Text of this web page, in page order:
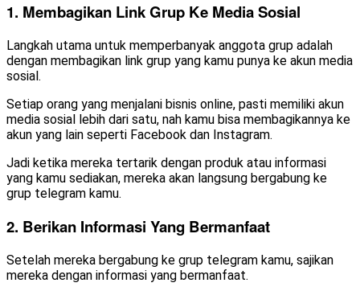
1. Membagikan Link Grup Ke Media Sosial
Langkah utama untuk memperbanyak anggota grup adalah
dengan membagikan link grup yang kamu punya ke akun media
sosial.
Setiap orang yang menjalani bisnis online, pasti memiliki akun
media sosial lebih dari satu, nah kamu bisa membagikannya ke
akun yang lain seperti Facebook dan Instagram.
Jadi ketika mereka tertarik dengan produk atau informasi
yang kamu sediakan, mereka akan langsung bergabung ke
grup telegram kamu.
2. Berikan Informasi Yang Bermanfaat
Setelah mereka bergabung ke grup telegram kamu, sajikan
mereka dengan informasi yang bermanfaat.